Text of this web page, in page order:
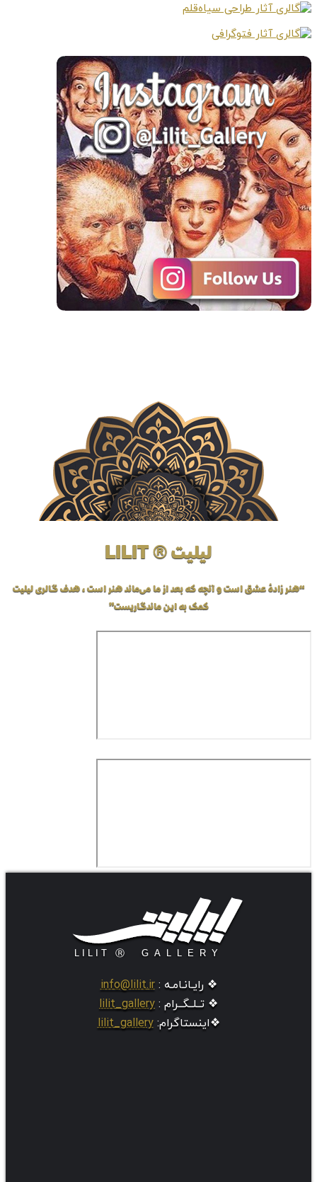
لیلیت ® LILIT
“هنر زادهٔ عشق است و آنچه که بعد از ما می‌ماند هنر است، هدف گالری لیلیت
کمک به این ماندگاریست”
❖ رایـانـامـه : info@lilit.ir
❖ تــلــگــرام : lilit_gallery
❖اینستاگرام: lilit_gallery